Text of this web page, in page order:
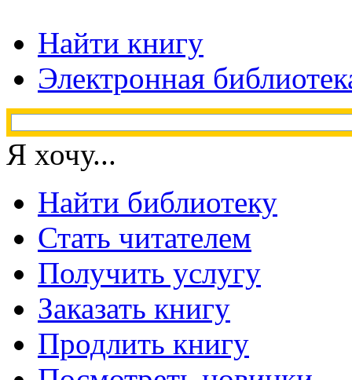
Найти книгу
Электронная
Я хочу...
Найти библиотеку
Стать читателем
Получить услугу
Заказать книгу
Продлить книгу